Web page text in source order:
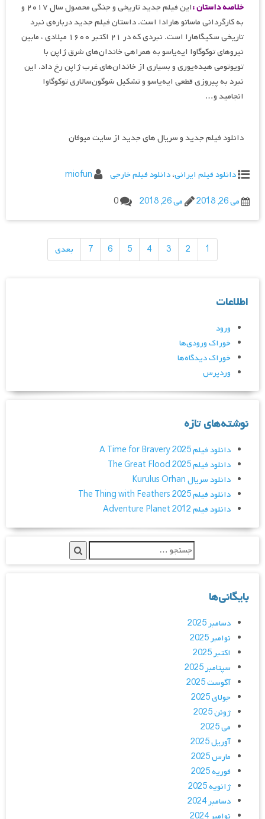
خلاصه داستان :
این فیلم جدید تاریخی و جنگی محصول سال ۲۰۱۷ و
به کارگردانی ماساتو هارادا است. داستان فیلم جدید درباره‌ی نبرد
تاریخی سکیگاهارا است. نبردی که در ۲۱ اکتبر ۱۶۰۰ میلادی ، مابین
نیروهای توکوگاوا ایه‌یاسو به همراهی خاندان‌های شرق ژاپن با
تویوتومی هیده‌یوری و بسیاری از خاندان‌های غرب ژاپن رخ داد. این
نبرد به پیروزی قطعی ایه‌یاسو و تشکیل شوگون‌سالاری توکوگاوا
انجامید و…
دانلود فیلم جدید و سریال های جدید از سایت میوفان
دانلود فیلم ایرانی،دانلود فیلم خارجی
miofun
می 26, 2018
می 26, 2018 0
1
2
3
4
5
6
7 بعدی
اطلاعات
ورود
خوراک ورودی‌ها
خوراک دیدگاه‌ها
وردپرس
نوشته‌های تازه
دانلود فیلم A Time for Bravery 2025
دانلود فیلم The Great Flood 2025
دانلود سریال Kurulus Orhan
دانلود فیلم The Thing with Feathers 2025
دانلود فیلم Adventure Planet 2012
بایگانی‌ها
دسامبر 2025
نوامبر 2025
اکتبر 2025
سپتامبر 2025
آگوست 2025
جولای 2025
ژوئن 2025
می 2025
آوریل 2025
مارس 2025
فوریه 2025
ژانویه 2025
دسامبر 2024